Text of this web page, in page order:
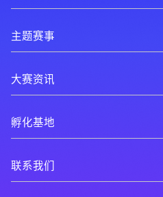
主题赛事
大赛资讯
孵化基地
联系我们